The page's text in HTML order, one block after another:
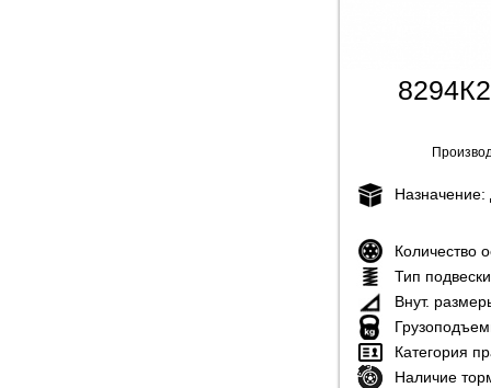
Назначение:
Количество
Тип
Внут.
Категория
Наличие